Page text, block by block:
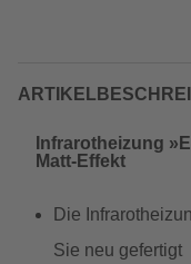
Infrarotheizung
Matt-Effekt
Die
Sie neu gefertigt